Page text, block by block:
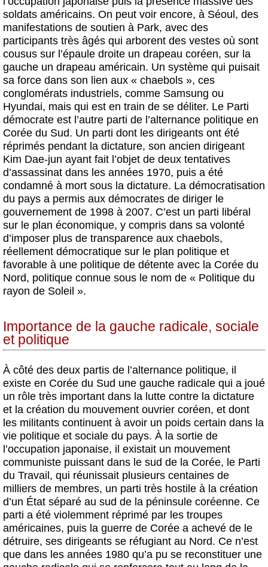
soldats américains. On peut voir encore, à Séoul, des
manifestations de soutien à Park, avec des
participants très âgés qui arborent des vestes où sont
cousus sur l’épaule droite un drapeau coréen, sur la
gauche un drapeau américain. Un système qui puisait
sa force dans son lien aux « chaebols », ces
conglomérats industriels, comme Samsung ou
Hyundai, mais qui est en train de se déliter. Le Parti
démocrate est l’autre parti de l’alternance politique en
Corée du Sud. Un parti dont les dirigeants ont été
réprimés pendant la dictature, son ancien dirigeant
Kim Dae-jun ayant fait l’objet de deux tentatives
d’assassinat dans les années 1970, puis a été
condamné à mort sous la dictature. La démocratisation
du pays a permis aux démocrates de diriger le
gouvernement de 1998 à 2007. C’est un parti libéral
sur le plan économique, y compris dans sa volonté
d’imposer plus de transparence aux chaebols,
réellement démocratique sur le plan politique et
favorable à une politique de détente avec la Corée du
Nord, politique connue sous le nom de « Politique du
rayon de Soleil ».
Importance de la gauche radicale, sociale
et politique
À côté des deux partis de l’alternance politique, il
existe en Corée du Sud une gauche radicale qui a joué
un rôle très important dans la lutte contre la dictature
et la création du mouvement ouvrier coréen, et dont
les militants continuent à avoir un poids certain dans la
vie politique et sociale du pays. À la sortie de
l’occupation japonaise, il existait un mouvement
communiste puissant dans le sud de la Corée, le Parti
du Travail, qui réunissait plusieurs centaines de
milliers de membres, un parti très hostile à la création
d’un État séparé au sud de la péninsule coréenne. Ce
parti a été violemment réprimé par les troupes
américaines, puis la guerre de Corée a achevé de le
détruire, ses dirigeants se réfugiant au Nord. Ce n’est
que dans les années 1980 qu’a pu se reconstituer une